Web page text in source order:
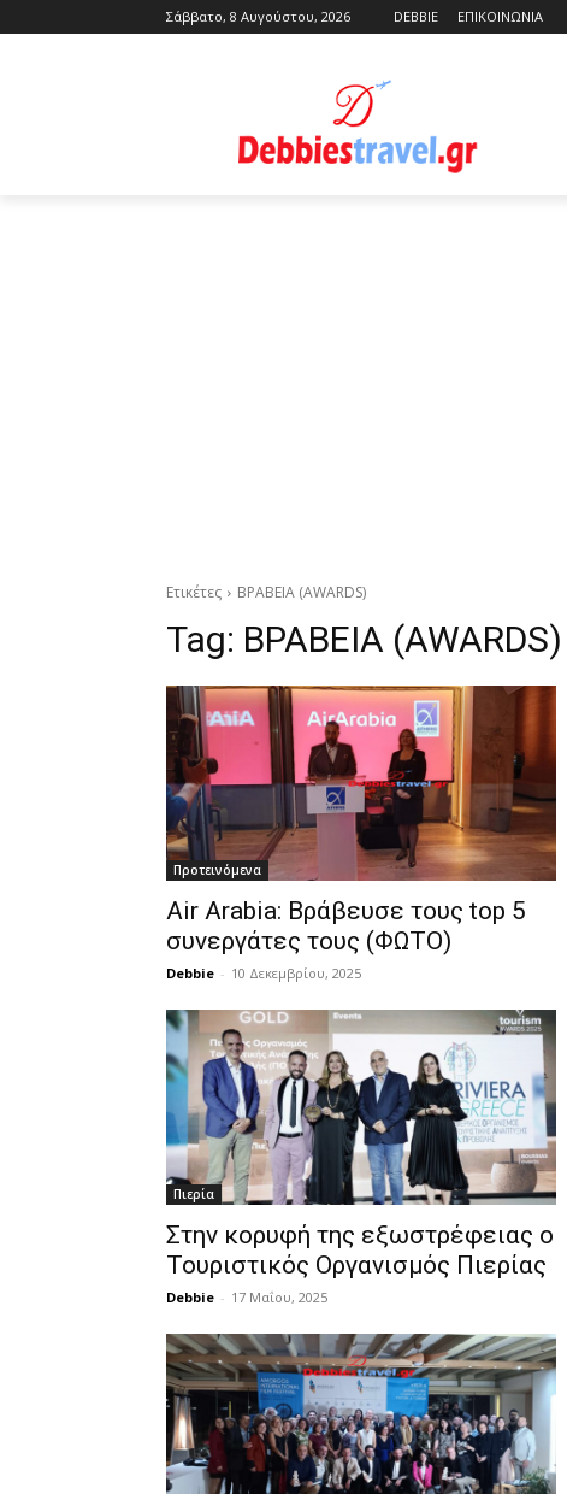
Σάββατο, 8 Αυγούστου, 2026 DEBBIE ΕΠΙΚΟΙΝΩΝΙΑ
Ετικέτες ΒΡΑΒΕΙΑ (AWARDS)
Tag: ΒΡΑΒΕΙΑ (AWARDS)
Προτεινόμενα
Air Arabia: Βράβευσε τους top 5
συνεργάτες τους (ΦΩΤΟ)
Debbie - 10 Δεκεμβρίου, 2025
Πιερία
Στην κορυφή της εξωστρέφειας ο
Τουριστικός Οργανισμός Πιερίας
Debbie - 17 Μαΐου, 2025